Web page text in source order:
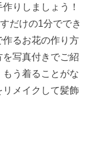
りしましょう！
だけの1分ででき
るお花の作り方
写真付きでご紹
う着ることがな
メイクして髪飾